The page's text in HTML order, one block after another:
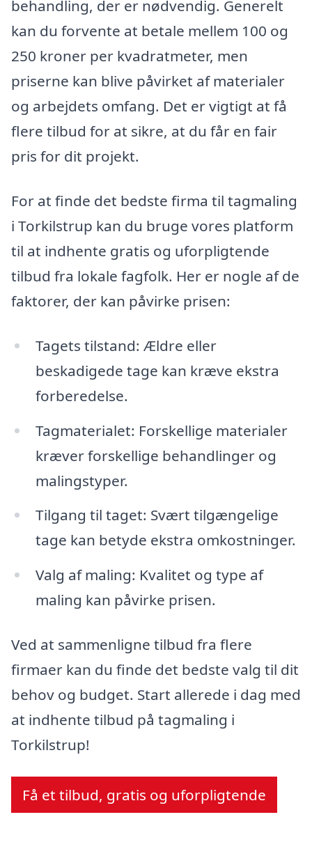
behandling, der er nødvendig. Generelt
kan du forvente at betale mellem 100 og
250 kroner per kvadratmeter, men
priserne kan blive påvirket af materialer
og arbejdets omfang. Det er vigtigt at få
flere tilbud for at sikre, at du får en fair
pris for dit projekt.
For at finde det bedste firma til tagmaling
i Torkilstrup kan du bruge vores platform
til at indhente gratis og uforpligtende
tilbud fra lokale fagfolk. Her er nogle af de
faktorer, der kan påvirke prisen:
Tagets tilstand: Ældre eller
beskadigede tage kan kræve ekstra
forberedelse.
Tagmaterialet: Forskellige materialer
kræver forskellige behandlinger og
malingstyper.
Tilgang til taget: Svært tilgængelige
tage kan betyde ekstra omkostninger.
Valg af maling: Kvalitet og type af
maling kan påvirke prisen.
Ved at sammenligne tilbud fra flere
firmaer kan du finde det bedste valg til dit
behov og budget. Start allerede i dag med
at indhente tilbud på tagmaling i
Torkilstrup!
Få et tilbud, gratis og uforpligtende